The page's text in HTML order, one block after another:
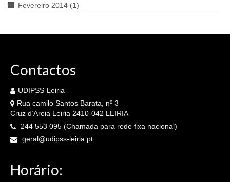
Fevereiro 2014 (1)
Contactos
UDIPSS-Leiria
Rua camilo Santos Barata, nº 3
Cruz d’Areia Leiria 2410-042 LEIRIA
244 553 095 (Chamada para rede fixa nacional)
geral@udipss-leiria.pt
Horário: